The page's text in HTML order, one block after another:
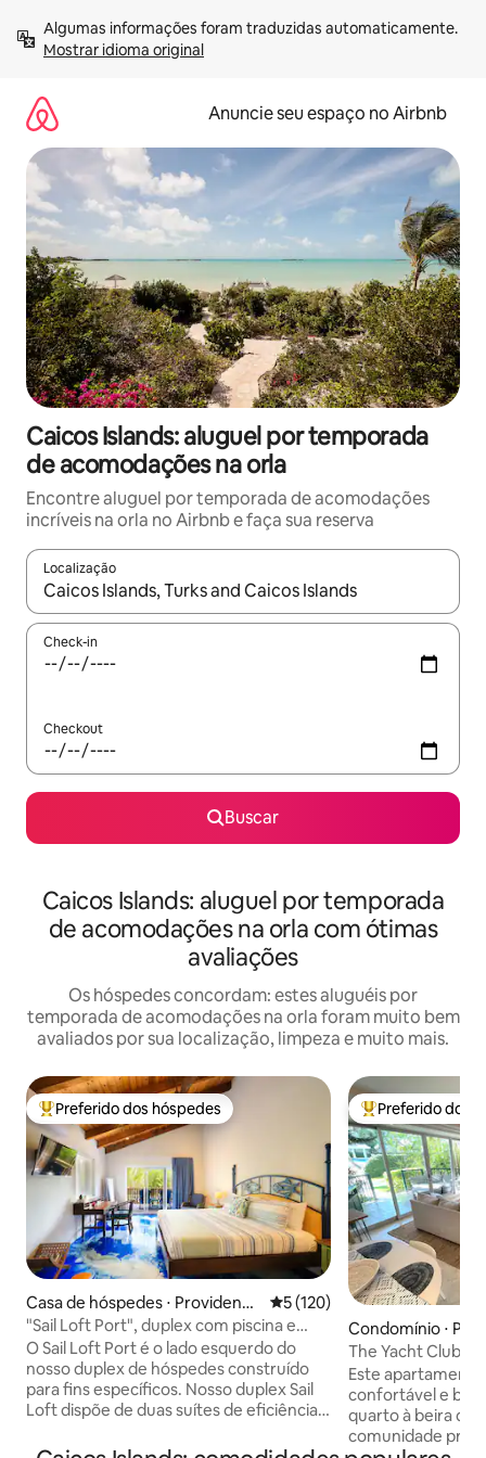
para
Mostrar idioma original
Anuncie seu espaço no Airbnb
Caicos Islands: aluguel por temporada
de acomodações na orla
Encontre aluguel por temporada de acomodações
incríveis na orla no Airbnb e faça sua reserva
Localização
Quando os resultados estiverem disponíveis, explore-os
Check-in
Checkout
Buscar
Caicos Islands: aluguel por temporada
de acomodações na orla com ótimas
avaliações
Os hóspedes concordam: estes aluguéis por
temporada de acomodações na orla foram muito bem
avaliados por sua localização, limpeza e muito mais.
Entre os melhores preferidos dos hóspedes
Preferido dos hóspedes
Casa de hóspedes ⋅ Providenci
ales
5 de uma avaliação média de
5 (120)
"Sail Loft Port", duplex com piscina e
acesso à praia
O Sail Loft Port é o lado esquerdo do
nosso duplex de hóspedes construído
para fins específicos. Nosso duplex Sail
Loft dispõe de duas suítes de eficiência
equipada com uma cama king size,
Entre os
Preferido dos
Condomínio ⋅
The Yacht Club-
quarto-Piscina-
Este
confortável e
quarto à beira da
comunidade